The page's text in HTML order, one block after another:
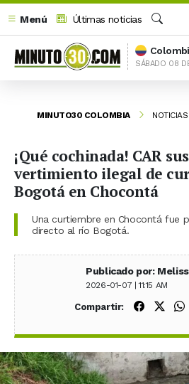
Menú
Últimas noticias
Buscar
SÁBADO 08
MINUTO30 COLOMBIA
¡Qué cochinada! CAR
vertimiento ilegal de
Bogotá en Chocontá
Una curtiembre en Chocontá fue
directo al río Bogotá.
Publicado por:
2026-01-07 | 11:15 AM
Compartir: